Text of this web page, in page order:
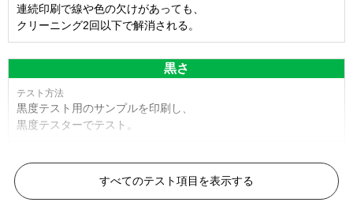
連続印刷で線や色の欠けがあっても、
クリーニング2回以下で解消される。
黒さ
黒度テスト用のサンプルを印刷し、
黒度テスターでテスト。
黒度の技術基準に適合する。
すべてのテスト項目を表示する